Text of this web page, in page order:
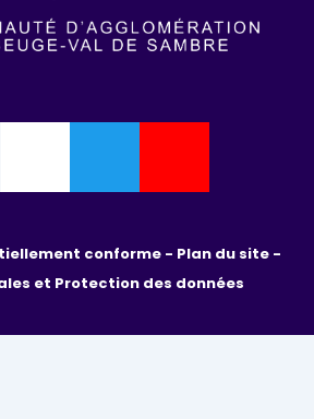
conforme -
et Protection des données